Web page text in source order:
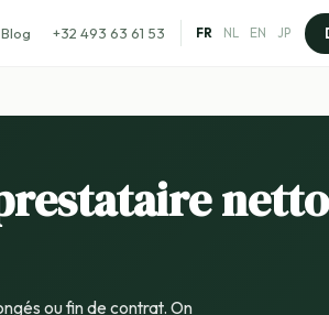
Blog +32 493 63 61 53 FR NL EN JP
ou fin de contrat. On